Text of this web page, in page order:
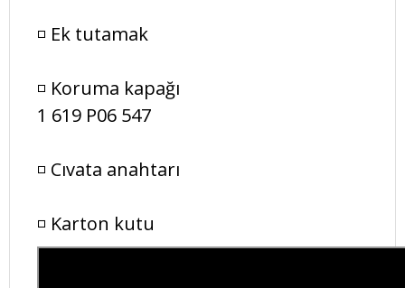
◽ Ek tutamak
◽ Koruma kapağı
1 619 P06 547
◽ Cıvata anahtarı
◽ Karton kutu